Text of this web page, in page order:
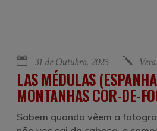
31 de Outubro, 2025
LAS MÉDULAS
MONTANHAS COR-DE-
Sabem quando vêem a